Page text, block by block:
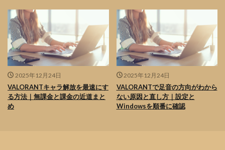
2025年12月24日
VALORANTキャラ解放を最速にす
る方法｜無課金と課金の近道まと
め
2025年12月24日
VALORANTで足音の方向がわから
ない原因と直し方｜設定と
Windowsを順番に確認